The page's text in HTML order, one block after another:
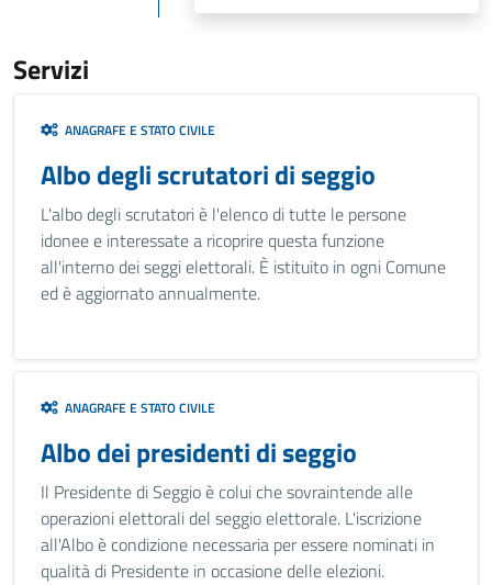
Servizi
ANAGRAFE E STATO CIVILE
Albo degli scrutatori di seggio
L'albo degli scrutatori è l'elenco di tutte le persone
idonee e interessate a ricoprire questa funzione
all'interno dei seggi elettorali. È istituito in ogni Comune
ed è aggiornato annualmente.
ANAGRAFE E STATO CIVILE
Albo dei presidenti di seggio
Il Presidente di Seggio è colui che sovraintende alle
operazioni elettorali del seggio elettorale. L'iscrizione
all'Albo è condizione necessaria per essere nominati in
qualità di Presidente in occasione delle elezioni.